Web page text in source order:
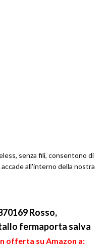
senza fili, consentono di
all'interno della nostra
Rosso,
fermaporta salva
offerta su Amazon a: